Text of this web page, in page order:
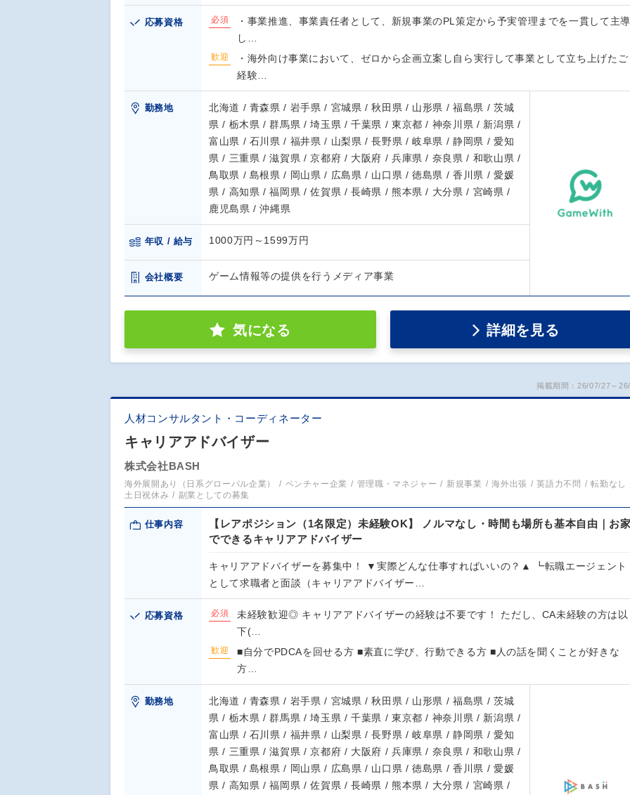
応募資格 必須
・事業推進、事業責任者として、新規事業のPL策定から予実管理までを一貫して主導
し…
歓迎
・海外向け事業において、ゼロから企画立案し自ら実行して事業として立ち上げたご
経験…
勤務地
北海道 / 青森県 / 岩手県 / 宮城県 / 秋田県 / 山形県 / 福島県 / 茨城
県 / 栃木県 / 群馬県 / 埼玉県 / 千葉県 / 東京都 / 神奈川県 / 新潟県 /
富山県 / 石川県 / 福井県 / 山梨県 / 長野県 / 岐阜県 / 静岡県 / 愛知
県 / 三重県 / 滋賀県 / 京都府 / 大阪府 / 兵庫県 / 奈良県 / 和歌山県 /
鳥取県 / 島根県 / 岡山県 / 広島県 / 山口県 / 徳島県 / 香川県 / 愛媛
県 / 高知県 / 福岡県 / 佐賀県 / 長崎県 / 熊本県 / 大分県 / 宮崎県 /
鹿児島県 / 沖縄県
年収 / 給与 1000万円～1599万円
会社概要 ゲーム情報等の提供を行うメディア事業
気になる 詳細を見る
掲載期間：26/07/27～
人材コンサルタント・コーディネーター
キャリアアドバイザー
株式会社BASH
海外展開あり（日系グローバル企業） ベンチャー企業 管理職・マネジャー 新規事業 海外出張 英語力不問
転勤なし
土日祝休み
副業としての募集
仕事内容
【レアポジション（1名限定）未経験OK】 ノルマなし・時間も場所も基本自由｜お
でできるキャリアアドバイザー
キャリアアドバイザーを募集中！ ▼実際どんな仕事すればいいの？▲ ┗転職エージェント
として求職者と面談（キャリアアドバイザー…
応募資格 必須
未経験歓迎◎ キャリアアドバイザーの経験は不要です！ ただし、CA未経験の方は以
下(…
歓迎
■自分でPDCAを回せる方 ■素直に学び、行動できる方 ■人の話を聞くことが好きな
方…
勤務地
北海道 / 青森県 / 岩手県 / 宮城県 / 秋田県 / 山形県 / 福島県 / 茨城
県 / 栃木県 / 群馬県 / 埼玉県 / 千葉県 / 東京都 / 神奈川県 / 新潟県 /
富山県 / 石川県 / 福井県 / 山梨県 / 長野県 / 岐阜県 / 静岡県 / 愛知
県 / 三重県 / 滋賀県 / 京都府 / 大阪府 / 兵庫県 / 奈良県 / 和歌山県 /
鳥取県 / 島根県 / 岡山県 / 広島県 / 山口県 / 徳島県 / 香川県 / 愛媛
県 / 高知県 / 福岡県 / 佐賀県 / 長崎県 / 熊本県 / 大分県 / 宮崎県 /